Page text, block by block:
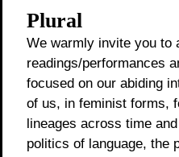
Plural
We warmly invite you to
readings/performances
focused on our abiding
of us, in feminist forms,
lineages across time
politics of language, the